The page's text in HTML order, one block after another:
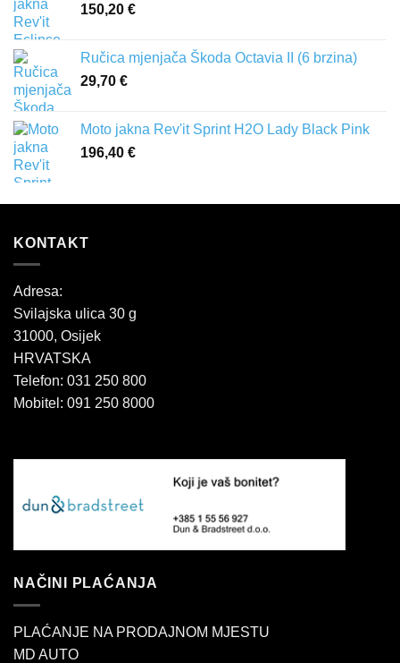
150,20 €
Ručica mjenjača Škoda Octavia II (6 brzina)
29,70 €
Moto jakna Rev'it Sprint H2O Lady Black Pink
196,40 €
KONTAKT
Adresa:
Svilajska ulica 30 g
31000, Osijek
HRVATSKA
Telefon: 031 250 800
Mobitel: 091 250 8000
NAČINI PLAĆANJA
PLAĆANJE NA PRODAJNOM MJESTU
MD AUTO